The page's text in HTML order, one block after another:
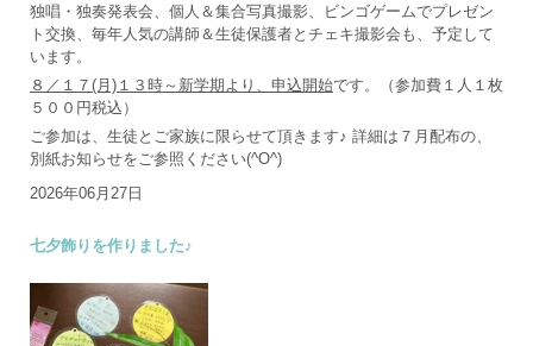
独唱・独奏発表会、個人＆集合写真撮影、ビンゴゲームでプレゼン
ト交換、毎年人気の講師＆生徒保護者とチェキ撮影会も、予定して
います。
８／１７(月)１３時～新学期より、申込開始です。（参加費１人１枚
５００円税込）
ご参加は、生徒とご家族に限らせて頂きます♪ 詳細は７月配布の、
別紙お知らせをご参照ください(^O^)
2026年06月27日
七夕飾りを作りました♪